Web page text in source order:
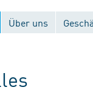
Über uns